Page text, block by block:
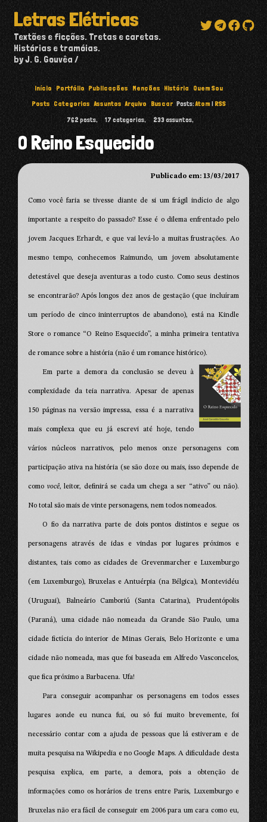
Letras Elétricas
Textões e ficções. Tretas e caretas.
Histórias e tramóias.
by J. G. Gouvêa
Início Portfólio Publicações Menções História
Quem Sou
Posts Categorias Assuntos Arquivo Buscar Posts:Atom | RSS
762 posts, 17 categorias, 233assuntos,
O Reino Esquecido
Publicado em: 13/03/2017
Como você faria se tivesse diante de si um frágil indício de algo
importante a respeito do passado? Esse é o dilema enfrentado pelo
jovem Jacques Erhardt, e que vai levá-lo a muitas frustrações. Ao
mesmo tempo, conhecemos Raimundo, um jovem absolutamente
detestável que deseja aventuras a todo custo. Como seus destinos
se encontrarão? Após longos dez anos de gestação (que incluíram
um período de cinco ininterruptos de abandono), está na Kindle
Store o romance “O Reino Esquecido”, a minha primeira tentativa
de romance sobre a história (não é um romance histórico).
Em parte a demora da conclusão se deveu à
complexidade da teia narrativa. Apesar de apenas
150 páginas na versão impressa, essa é a narrativa
mais complexa que eu já escrevi até hoje, tendo
vários núcleos narrativos, pelo menos onze personagens com
participação ativa na história (se são doze ou mais, isso depende de
como você, leitor, definirá se cada um chega a ser “ativo” ou não).
No total são mais de vinte personagens, nem todos nomeados.
O fio da narrativa parte de dois pontos distintos e segue os
personagens através de idas e vindas por lugares próximos e
distantes, tais como as cidades de Grevenmarcher e Luxemburgo
(em Luxemburgo), Bruxelas e Antuérpia (na Bélgica), Montevidéu
(Uruguai), Balneário Camboriú (Santa Catarina), Prudentópolis
(Paraná), uma cidade não nomeada da Grande São Paulo, uma
cidade fictícia do interior de Minas Gerais, Belo Horizonte e uma
cidade não nomeada, mas que foi baseada em Alfredo Vasconcelos,
que fica próximo a Barbacena. Ufa!
Para conseguir acompanhar os personagens em todos esses
lugares aonde eu nunca fui, ou só fui muito brevemente, foi
necessário contar com a ajuda de pessoas que lá estiveram e de
muita pesquisa na Wikipedia e no Google Maps. A dificuldade desta
pesquisa explica, em parte, a demora, pois a obtenção de
informações como os horários de trens entre Paris, Luxemburgo e
Bruxelas não era fácil de conseguir em 2006 para um cara como eu,